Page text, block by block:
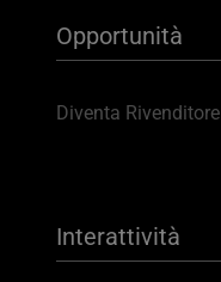
Opportunità
Diventa Rivenditore
Interattività